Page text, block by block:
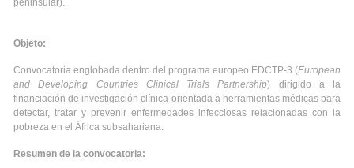
peninsular).
Objeto:
Convocatoria englobada dentro del programa europeo EDCTP-3 (European
and Developing Countries Clinical Trials Partnership) dirigido a la
financiación de investigación clínica orientada a herramientas médicas para
detectar, tratar y prevenir enfermedades infecciosas relacionadas con la
pobreza en el África subsahariana.
Resumen de la convocatoria: